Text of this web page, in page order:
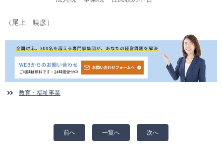
（尾上 暁彦）
教育・福祉事業
前へ 一覧へ 次へ